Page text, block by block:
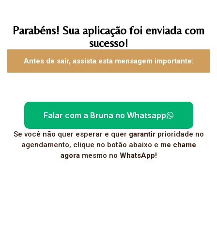
Parabéns! Sua aplicação foi enviada com
sucesso!
Antes de sair, assista esta mensagem importante:
Falar com a Bruna no Whatsapp
Se você não quer esperar e quer garantirprioridade no
agendamento, clique no botão abaixo e me chame
agoramesmo no WhatsApp!